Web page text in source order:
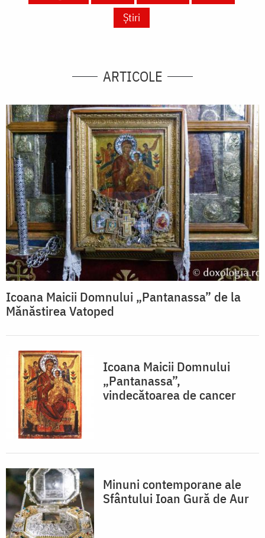
Știri
ARTICOLE
Icoana Maicii Domnului „Pantanassa” de la
Mănăstirea Vatoped
Icoana Maicii Domnului
„Pantanassa”,
vindecătoarea de cancer
Minuni contemporane ale
Sfântului Ioan Gură de Aur